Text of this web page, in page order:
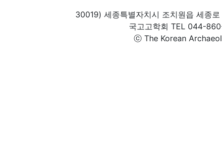
30019) 세종특별자치시 조치원읍 세종
국고고학회 TEL 044-
ⓒ The Korean